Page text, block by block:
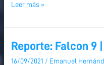
Leer más »
Reporte: Falcon 9
16/09/2021 / Emanuel
Reporte:
Reporte: